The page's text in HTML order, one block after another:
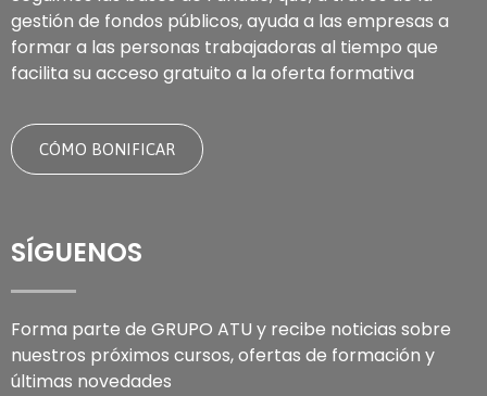
gestión de fondos públicos, ayuda a las empresas a
formar a las personas trabajadoras al tiempo que
facilita su acceso gratuito a la oferta formativa
CÓMO BONIFICAR
SÍGUENOS
Forma parte de GRUPO ATU y recibe noticias sobre
nuestros próximos cursos, ofertas de formación y
últimas novedades